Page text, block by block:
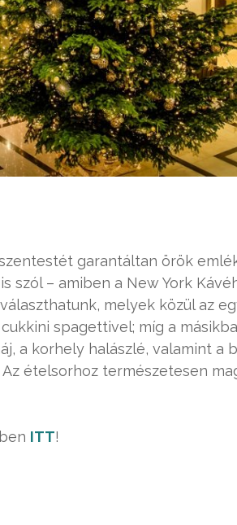
garantáltan örök
– amiben a New York
melyek közül az
spagettivel; míg a
a korhely halászlé, valamint a
ételsorhoz természetesen
ITT!